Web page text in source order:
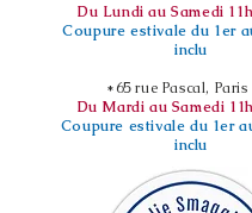
Du Lundi au Samedi
Coupure estivale du 1er
inclu
*65 rue Pascal, Paris
Du Mardi au Samedi
Coupure estivale du 1er
inclu